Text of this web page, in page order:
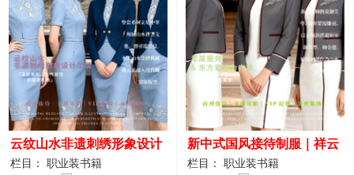
云纹山水非遗刺绣形象设计
工装｜会议礼仪接待人员制
栏目： 职业装书籍
新中式国风接待制服｜祥云
刺绣打造高端厅堂东方美学
栏目： 职业装书籍